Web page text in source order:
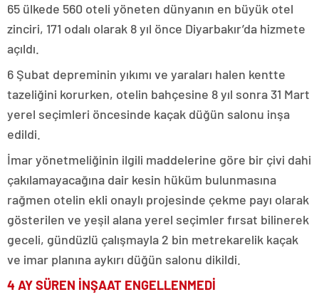
65 ülkede 560 oteli yöneten dünyanın en büyük otel
zinciri, 171 odalı olarak 8 yıl önce Diyarbakır’da hizmete
açıldı.
6 Şubat depreminin yıkımı ve yaraları halen kentte
tazeliğini korurken, otelin bahçesine 8 yıl sonra 31 Mart
yerel seçimleri öncesinde kaçak düğün salonu inşa
edildi.
İmar yönetmeliğinin ilgili maddelerine göre bir çivi dahi
çakılamayacağına dair kesin hüküm bulunmasına
rağmen otelin ekli onaylı projesinde çekme payı olarak
gösterilen ve yeşil alana yerel seçimler fırsat bilinerek
geceli, gündüzlü çalışmayla 2 bin metrekarelik kaçak
ve imar planına aykırı düğün salonu dikildi.
4 AY SÜREN İNŞAAT ENGELLENMEDİ